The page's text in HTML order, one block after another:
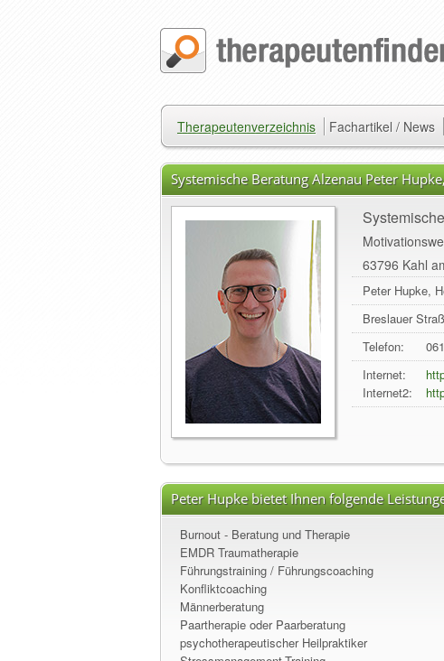
Therapeutenverzeichnis Fachartikel / News
Systemische Beratung Alzenau Peter
63796 Kahl
Peter Hupke,
Breslauer
Telefon:
Internet:
Internet2:
Peter Hupke bietet Ihnen folgende
Burnout - Beratung und Therapie
EMDR Traumatherapie
Führungstraining / Führungscoaching
Konfliktcoaching
Männerberatung
Paartherapie oder Paarberatung
psychotherapeutischer Heilpraktiker